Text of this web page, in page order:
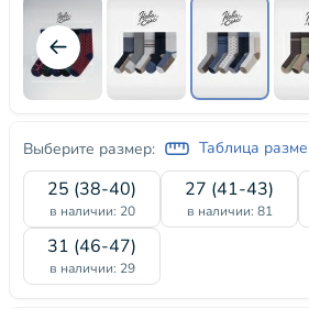
Выберите размер: Таблица
25 (38-40)
в наличии: 20
27 (41-43)
в наличии: 81
31 (46-47)
в наличии: 29